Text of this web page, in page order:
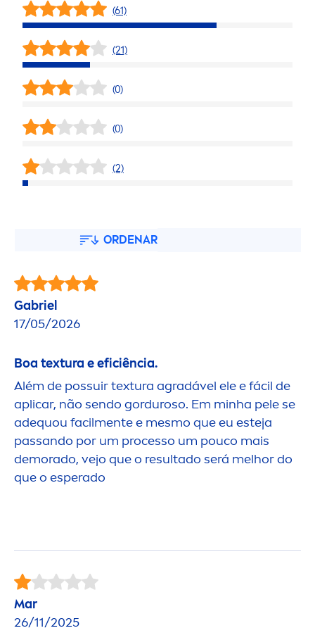
(61)
(21)
(0)
(0)
(2)
ORDENAR
Gabriel
17/05/2026
Boa textura e eficiência.
Além de possuir textura agradável ele e fácil de
aplicar, não sendo gorduroso. Em minha pele se
adequou facilmente e mesmo que eu esteja
passando por um processo um pouco mais
demorado, vejo que o resultado será melhor do
que o esperado
Mar
26/11/2025